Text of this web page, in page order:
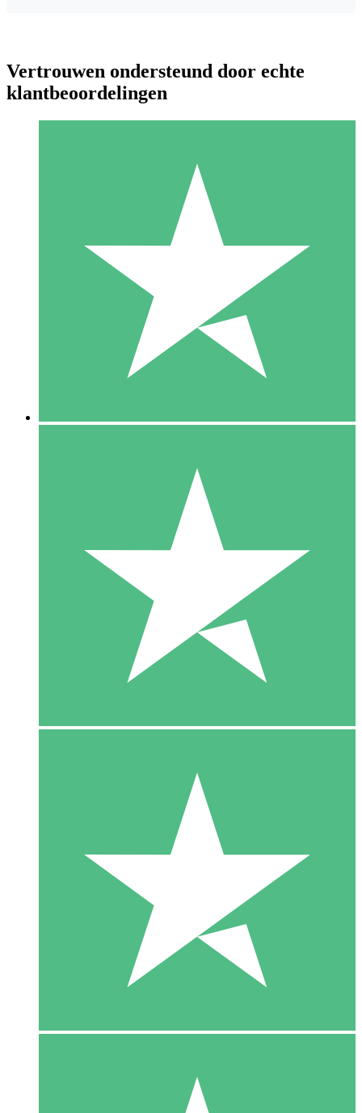
Individuele Creditpakketten
Betaal per gebruik met downloadtegoeden. Geen maandelijkse
1000
10 Downloaden
20 00
Vertrouwen ondersteund door echte
klantbeoordelingen